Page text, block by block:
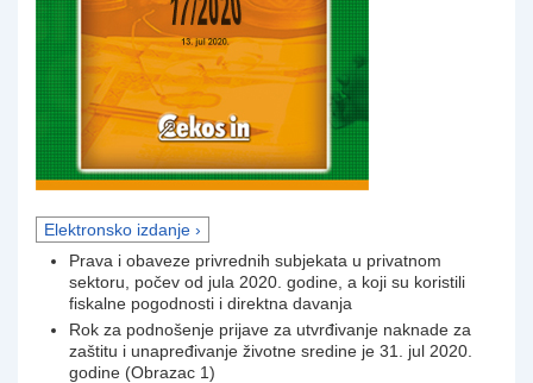
Elektronsko izdanje ›
Prava i obaveze privrednih subjekata u privatnom
sektoru, počev od jula 2020. godine, a koji su koristili
fiskalne pogodnosti i direktna davanja
Rok za podnošenje prijave za utvrđivanje naknade za
zaštitu i unapređivanje životne sredine je 31. jul 2020.
godine (Obrazac 1)